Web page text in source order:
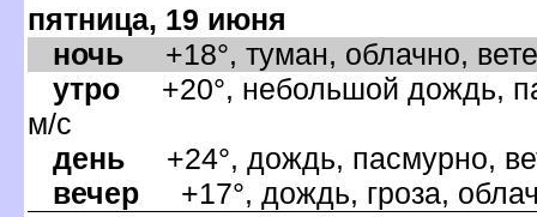
пятница, 19 июня
ночь +18°, туман, облачно,
утро +20°, небольшой дождь,
м/с
день +24°, дождь, пасмурно,
ечер +17°, дождь, гроза,